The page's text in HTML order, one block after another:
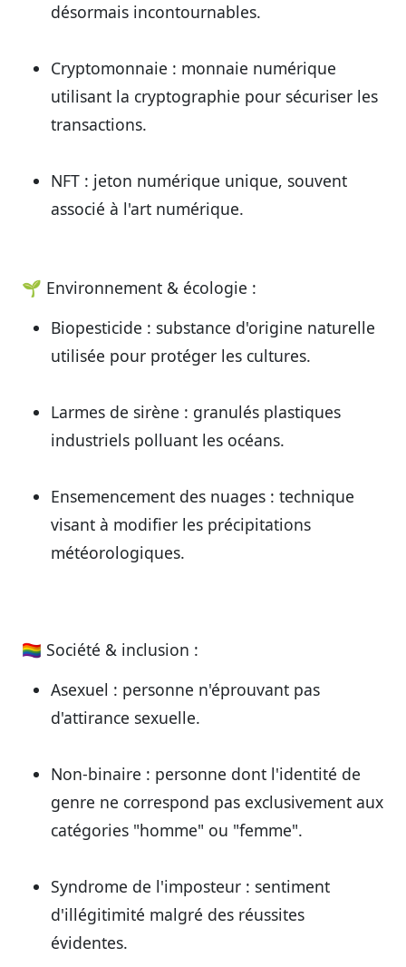
désormais incontournables.
Cryptomonnaie : monnaie numérique
utilisant la cryptographie pour sécuriser les
transactions.
NFT : jeton numérique unique, souvent
associé à l'art numérique.
🌱 Environnement & écologie :
Biopesticide : substance d'origine naturelle
utilisée pour protéger les cultures.
Larmes de sirène : granulés plastiques
industriels polluant les océans.
Ensemencement des nuages : technique
visant à modifier les précipitations
météorologiques.
🏳️‍🌈 Société & inclusion :
Asexuel : personne n'éprouvant pas
d'attirance sexuelle.
Non-binaire : personne dont l'identité de
genre ne correspond pas exclusivement aux
catégories "homme" ou "femme".
Syndrome de l'imposteur : sentiment
d'illégitimité malgré des réussites
évidentes.